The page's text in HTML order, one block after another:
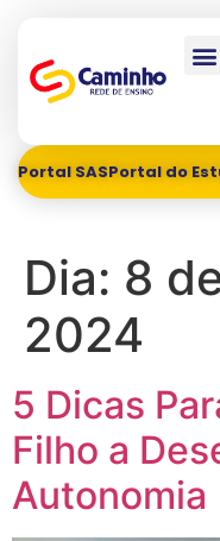
Portal SASPortal do
Dia: 8
2024
5 Dicas
Filho a
Autonomia